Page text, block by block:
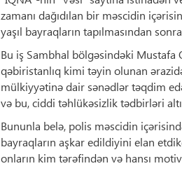
zamanı dağıdılan bir məscidin
yaşıl bayraqların tapılmasından
Bu iş Sambhal bölgəsindəki Mustafa
qəbiristanlıq kimi təyin olunan
mülkiyyətinə dair sənədlər təqdim
və bu, ciddi təhlükəsizlik tədbirləri
Bununla belə, polis məscidin
bayraqların aşkar edildiyini elan
onların kim tərəfindən və hansı